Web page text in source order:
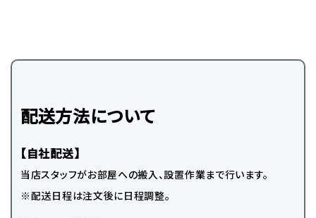
配送方法について
【自社配送】
当店スタッフがお部屋への搬入、設置作業まで行います。
※配送日程は注文後に日程調整。